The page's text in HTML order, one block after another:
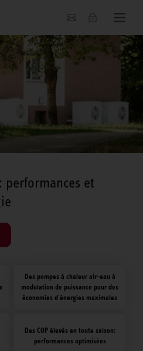
performances et
Des pompes à chaleur air-eau à
modulation de puissance pour des
économies d'énergies maximales
Des COP élevés en toute saison:
performances optimisées